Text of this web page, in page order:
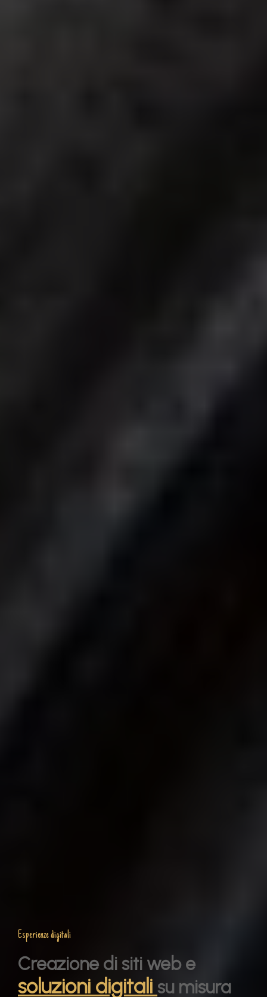
Esperienze digitali
Creazione di siti web e
soluzioni digitali su misura